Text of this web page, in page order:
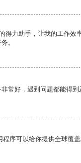
得力助手，让我的工作效
。
常好，遇到问题都能得到
序可以给你提供全球覆盖